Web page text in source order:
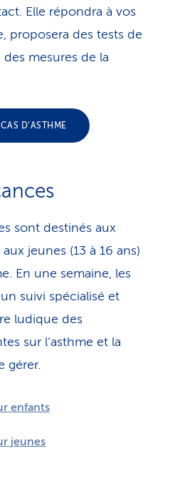
Elle répondra à vos
proposera des tests de
mesures de la
D’ASTHME
sont destinés aux
jeunes (13 à 16 ans)
En une semaine, les
suivi spécialisé et
ludique des
sur l’asthme et la
gérer.
enfants
jeunes